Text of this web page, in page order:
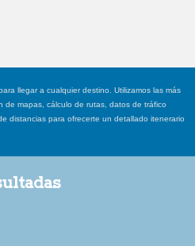
llegar a cualquier destino. Utilizamos las más
de mapas, cálculo de rutas, datos de tráfico
distancias para ofrecerte un detallado itenerario